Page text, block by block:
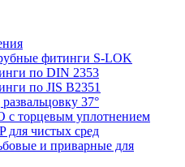
фитинги S-LOK
по DIN 2353
по JIS B2351
37°
с торцевым уплотнением
для чистых сред
и приварные для